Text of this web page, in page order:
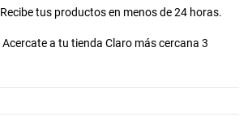
Recibe tus productos en menos de 24 horas.
Acercate a tu tienda Claro más cercana 3